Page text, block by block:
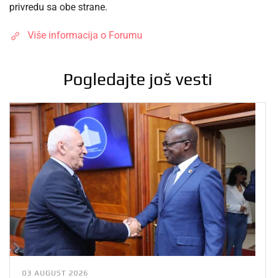
privredu sa obe strane.
Više informacija o Forumu
Pogledajte još vesti
03 AUGUST 2026